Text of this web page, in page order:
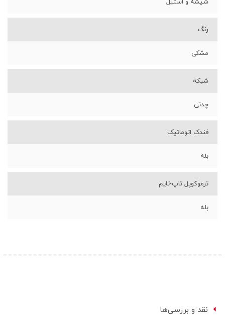
شیشه و استیل
رنگ
مشکی
شبکه
چدنی
فندک اتوماتیک
بله
ترموکوپل تاپ-تایم
بله
نقد و بررسی‌ها